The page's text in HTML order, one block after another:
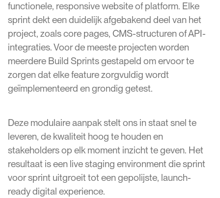
functionele, responsive website of platform. Elke
sprint dekt een duidelijk afgebakend deel van het
project, zoals core pages, CMS-structuren of API-
integraties. Voor de meeste projecten worden
meerdere Build Sprints gestapeld om ervoor te
zorgen dat elke feature zorgvuldig wordt
geïmplementeerd en grondig getest.
Deze modulaire aanpak stelt ons in staat snel te
leveren, de kwaliteit hoog te houden en
stakeholders op elk moment inzicht te geven. Het
resultaat is een live staging environment die sprint
voor sprint uitgroeit tot een gepolijste, launch-
ready digital experience.